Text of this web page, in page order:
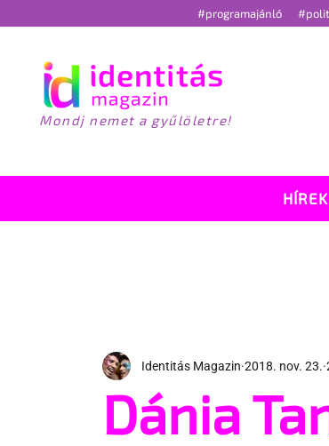
#programajánló
Mondj nemet a gyűlöletre!
HÍREK
Dánia
Identitás Magazin 2018. nov. 23.